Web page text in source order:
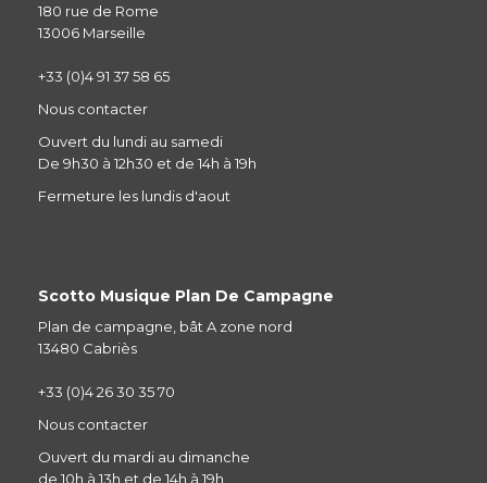
180 rue de Rome
13006 Marseille
+33 (0)4 91 37 58 65
Nous contacter
Ouvert du lundi au samedi
De 9h30 à 12h30 et de 14h à 19h
Fermeture les lundis d'aout
Scotto Musique Plan De Campagne
Plan de campagne, bât A zone nord
13480 Cabriès
+33 (0)4 26 30 35 70
Nous contacter
Ouvert du mardi au dimanche
de 10h à 13h et de 14h à 19h